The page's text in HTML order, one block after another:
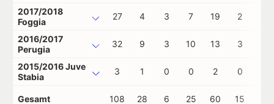
2017/2018
Foggia
27 4 3 7 19 2
2016/2017
Perugia
32 9 3 10 13 3
2015/2016 Juve
Stabia
3 1 0 0 2 0
Gesamt 108 28 6 25 60 15